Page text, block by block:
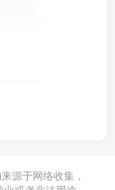
源于网络收集，